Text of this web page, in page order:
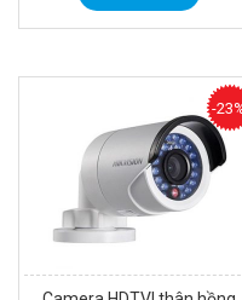
-
Camera WiFi quay